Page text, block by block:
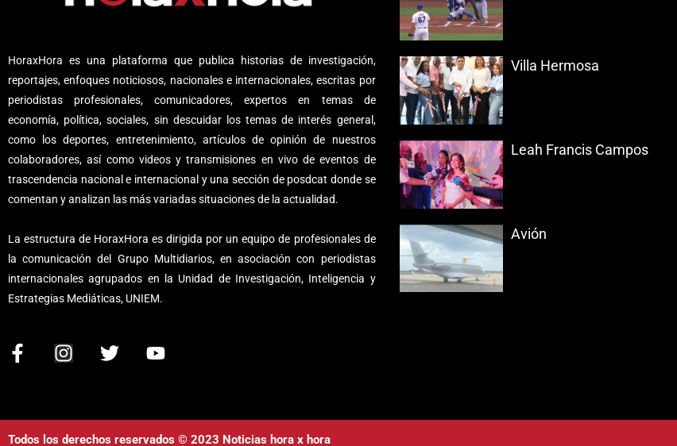
HoraxHora es una plataforma que publica historias de investigación,
reportajes, enfoques noticiosos, nacionales e internacionales, escritas por
periodistas profesionales, comunicadores, expertos en temas de
economía, política, sociales, sin descuidar los temas de interés general,
como los deportes, entretenimiento, artículos de opinión de nuestros
colaboradores, así como videos y transmisiones en vivo de eventos de
trascendencia nacional e internacional y una sección de posdcat donde se
comentan y analizan las más variadas situaciones de la actualidad.
La estructura de HoraxHora es dirigida por un equipo de profesionales de
la comunicación del Grupo Multidiarios, en asociación con periodistas
internacionales agrupados en la Unidad de Investigación, Inteligencia y
Estrategias Mediáticas, UNIEM.
F
b
I
a
T
Y
u
Villa Hermosa
Leah Francis Campos
Avión
Todos los derechos reservados © 2023 Noticias hora x hora